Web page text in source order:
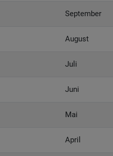
September
August
Juli
Juni
Mai
April